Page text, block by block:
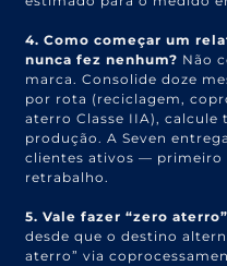
4. Como começar um
nunca fez nenhum? Não
marca. Consolide doze
por rota (reciclagem,
aterro Classe IIA),
produção. A Seven
clientes ativos — primeiro
retrabalho.
5. Vale fazer “zero
desde que o destino
aterro” via